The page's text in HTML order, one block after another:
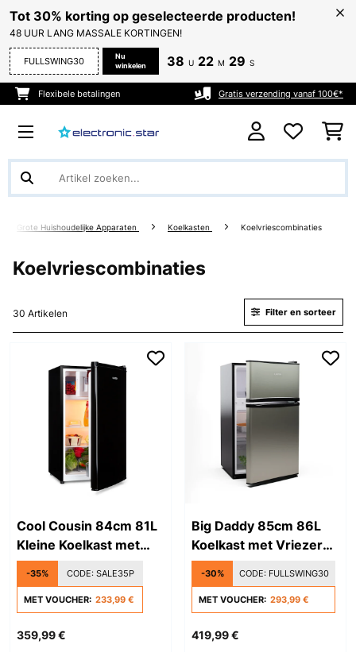
Tot 30% korting op geselecteerde producten!
48 UUR LANG MASSALE KORTINGEN!
FULLSWING30
Nu
winkelen
38 U 22 M 28 S
Flexibele betalingen Gratis verzending vanaf 100€*
Grote Huishoudelijke Apparaten Koelkasten Koelvriescombinaties
Koelvriescombinaties
30 Artikelen Filter en sorteer
Cool Cousin 84cm 81L
Kleine Koelkast met
Vriesvak Zwart
-35% CODE: SALE35P
MET VOUCHER: 233,99 €
359,99 €
Big Daddy 85cm 86L
Koelkast met Vriezer
Zilver
-30% CODE: FULLSWING30
MET VOUCHER: 293,99 €
419,99 €